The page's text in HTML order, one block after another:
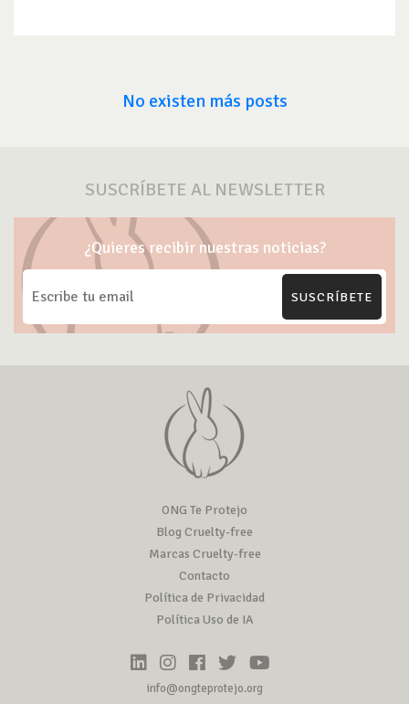
No existen más posts
SUSCRÍBETE AL NEWSLETTER
¿Quieres recibir nuestras noticias?
SUSCRÍBETE
ONG Te Protejo
Blog Cruelty-free
Marcas Cruelty-free
Contacto
Política de Privacidad
Política Uso de IA
info@ongteprotejo.org